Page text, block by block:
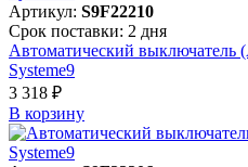
Артикул: S9F22210
Срок поставки: 2 дня
Автоматический
Systeme9
3 318 ₽
В корзинy